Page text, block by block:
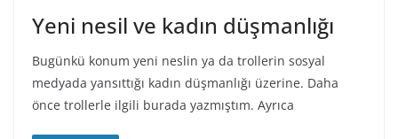
Yeni nesil ve kadın düşmanlığı
Bugünkü konum yeni neslin ya da trollerin sosyal
medyada yansıttığı kadın düşmanlığı üzerine. Daha
önce trollerle ilgili burada yazmıştım. Ayrıca